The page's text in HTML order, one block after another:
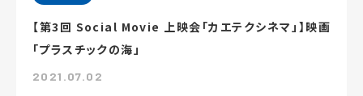
【第3回 Social Movie 上映会「カエテクシネマ」】映画
「プラスチックの海」
2021.07.02